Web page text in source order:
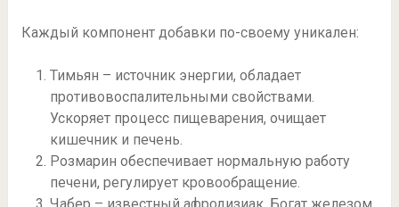
Каждый компонент добавки по-своему уникален:
Тимьян – источник энергии, обладает
противовоспалительными свойствами.
Ускоряет процесс пищеварения, очищает
кишечник и печень.
Розмарин обеспечивает нормальную работу
печени, регулирует кровообращение.